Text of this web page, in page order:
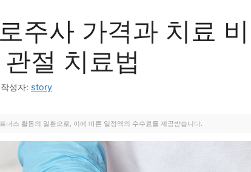
주사 가격과 치료
절 치료법
작성자: story
너스 활동의 일환으로, 이에 따른 일정액의 수수료를 제공받습니다.